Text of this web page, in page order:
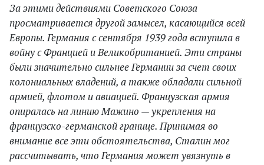
За этими действиями Советского Союза
просматривается другой замысел, касающийся всей
Европы. Германия с сентября 1939 года вступила в
войну с Францией и Великобританией. Эти страны
были значительно сильнее Германии за счет своих
колониальных владений, а также обладали сильной
армией, флотом и авиацией. Французская армия
опиралась на линию Мажино — укрепления на
французско-германской границе. Принимая во
внимание все эти обстоятельства, Сталин мог
рассчитывать, что Германия может увязнуть в